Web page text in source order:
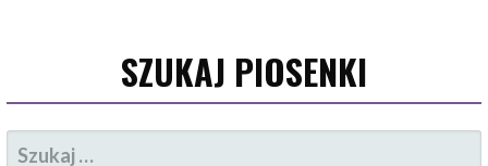
SZUKAJ PIOSENKI
SZUKAJ: